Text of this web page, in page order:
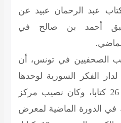
عبد الرحمان عبيد عن
أحمد بن صالح في
الصحفيين في تونس، أن
الفكر السورية لوحدها
تجاوزت العام الماضي 26 كتابا، وكان نصيب مركز
في الدورة الماضية لمعرض